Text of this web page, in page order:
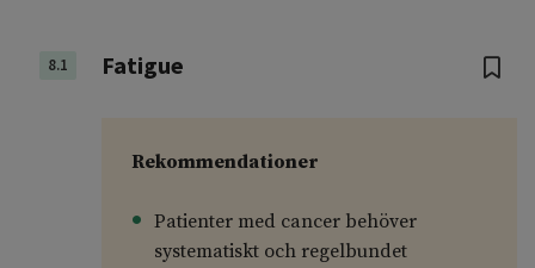
8.1 Fatigue
Rekommendationer
Patienter med cancer behöver
systematiskt och regelbundet